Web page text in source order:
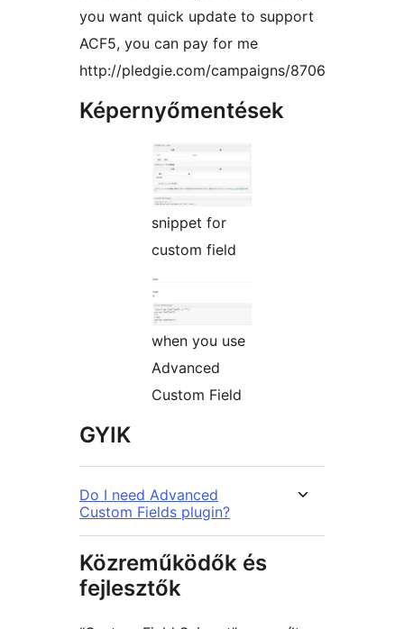
you want quick update to support
ACF5, you can pay for me
http://pledgie.com/campaigns/8706
Képernyőmentések
snippet for
custom field
when you use
Advanced
Custom Field
GYIK
Do I need Advanced
Custom Fields plugin?
Közreműködők és
fejlesztők